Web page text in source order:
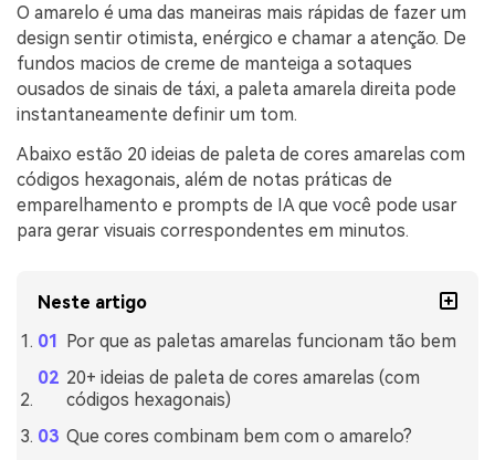
O amarelo é uma das maneiras mais rápidas de fazer um
design sentir otimista, enérgico e chamar a atenção. De
fundos macios de creme de manteiga a sotaques
ousados de sinais de táxi, a paleta amarela direita pode
instantaneamente definir um tom.
Abaixo estão 20 ideias de paleta de cores amarelas com
códigos hexagonais, além de notas práticas de
emparelhamento e prompts de IA que você pode usar
para gerar visuais correspondentes em minutos.
Neste artigo
Por que as paletas amarelas funcionam tão bem
20+ ideias de paleta de cores amarelas (com
códigos hexagonais)
Que cores combinam bem com o amarelo?